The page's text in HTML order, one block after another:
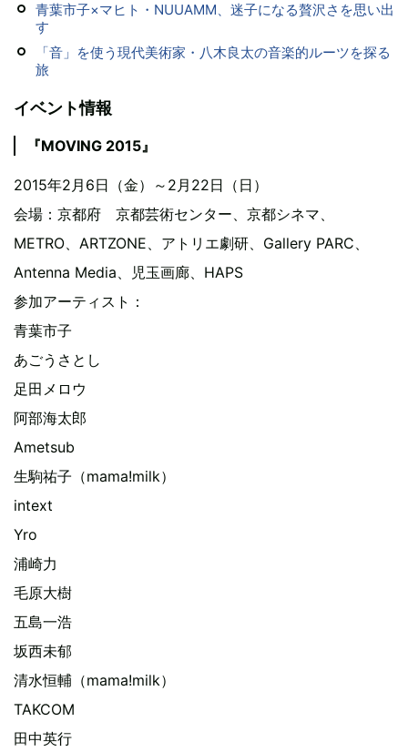
青葉市子×マヒト・NUUAMM、迷子になる贅沢さを思い出
す
「音」を使う現代美術家・八木良太の音楽的ルーツを探る
旅
イベント情報
『MOVING 2015』
2015年2月6日（金）～2月22日（日）
会場：京都府 京都芸術センター、京都シネマ、
METRO、ARTZONE、アトリエ劇研、Gallery PARC、
Antenna Media、児玉画廊、HAPS
参加アーティスト：
青葉市子
あごうさとし
足田メロウ
阿部海太郎
Ametsub
生駒祐子（mama!milk）
intext
Yro
浦崎力
毛原大樹
五島一浩
坂西未郁
清水恒輔（mama!milk）
TAKCOM
田中英行